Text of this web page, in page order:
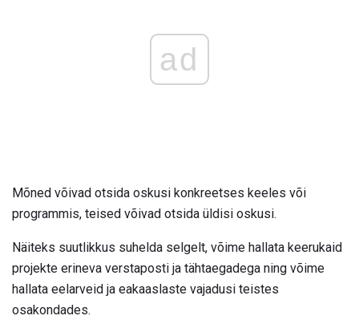
ad
Mõned võivad otsida oskusi konkreetses keeles või
programmis, teised võivad otsida üldisi oskusi.
Näiteks suutlikkus suhelda selgelt, võime hallata keerukaid
projekte erineva verstaposti ja tähtaegadega ning võime
hallata eelarveid ja eakaaslaste vajadusi teistes
osakondades.